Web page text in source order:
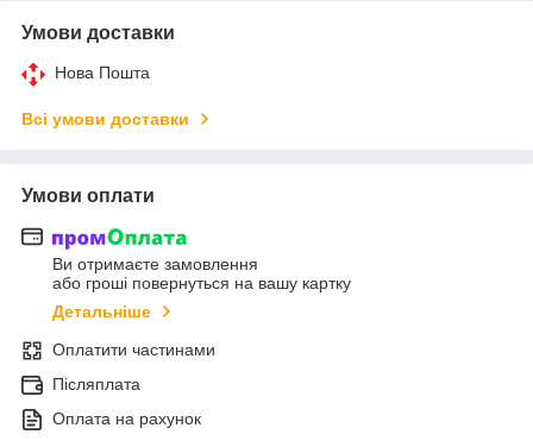
Умови доставки
Нова Пошта
Всі умови доставки
Умови оплати
Ви отримаєте замовлення
або гроші повернуться на вашу картку
Детальніше
Оплатити частинами
Післяплата
Оплата на рахунок